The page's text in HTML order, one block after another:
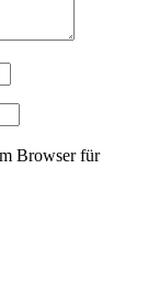
Browser für